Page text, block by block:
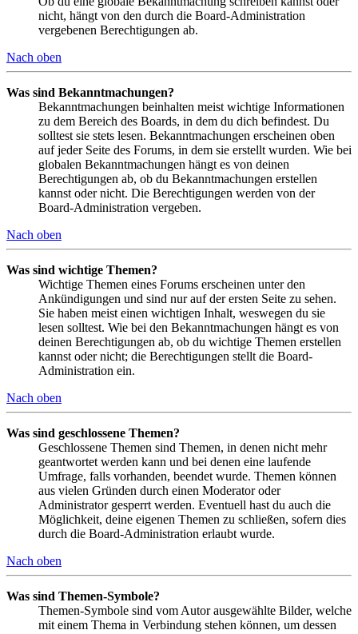
nicht, hängt von den durch die Board-Administration
vergebenen Berechtigungen ab.
Nach oben
Was sind Bekanntmachungen?
Bekanntmachungen beinhalten meist wichtige Informationen
zu dem Bereich des Boards, in dem du dich befindest. Du
solltest sie stets lesen. Bekanntmachungen erscheinen oben
auf jeder Seite des Forums, in dem sie erstellt wurden. Wie bei
globalen Bekanntmachungen hängt es von deinen
Berechtigungen ab, ob du Bekanntmachungen erstellen
kannst oder nicht. Die Berechtigungen werden von der
Board-Administration vergeben.
Nach oben
Was sind wichtige Themen?
Wichtige Themen eines Forums erscheinen unter den
Ankündigungen und sind nur auf der ersten Seite zu sehen.
Sie haben meist einen wichtigen Inhalt, weswegen du sie
lesen solltest. Wie bei den Bekanntmachungen hängt es von
deinen Berechtigungen ab, ob du wichtige Themen erstellen
kannst oder nicht; die Berechtigungen stellt die Board-
Administration ein.
Nach oben
Was sind geschlossene Themen?
Geschlossene Themen sind Themen, in denen nicht mehr
geantwortet werden kann und bei denen eine laufende
Umfrage, falls vorhanden, beendet wurde. Themen können
aus vielen Gründen durch einen Moderator oder
Administrator gesperrt werden. Eventuell hast du auch die
Möglichkeit, deine eigenen Themen zu schließen, sofern dies
durch die Board-Administration erlaubt wurde.
Nach oben
Was sind Themen-Symbole?
Themen-Symbole sind vom Autor ausgewählte Bilder, welche
mit einem Thema in Verbindung stehen können, um dessen